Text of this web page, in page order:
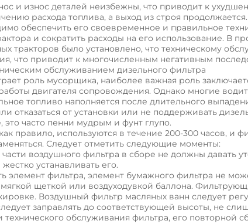
и износ деталей неизбежны, что приводит к
расхода топлива, а выход из строя
обеспечить его своевременное и правильное
и сократить расходы на его использование. В
тракторов было установлено, что техническому
что приводит к многочисленным негативным
обслуживанием дизельного фильтра
роль мусорщика, наиболее важная роль
двигателя сопровождения. Однако многие
топливо наполняется после длительного
отказаться от установки или не поддерживать
часто пенни мудрым и фунт глупо.
правило, используются в течение 200-300 часов, и
Следует отметить следующие моменты:
воздушного фильтра в сборе не должны давать
устанавливать его.
элемент фильтра, элемент бумажного фильтра не
щеткой или воздуходувкой баллона.
Воздушный фильтр масляных ванн следует
заправлять до соответствующей высоты, не
обслуживания фильтра, его повторной